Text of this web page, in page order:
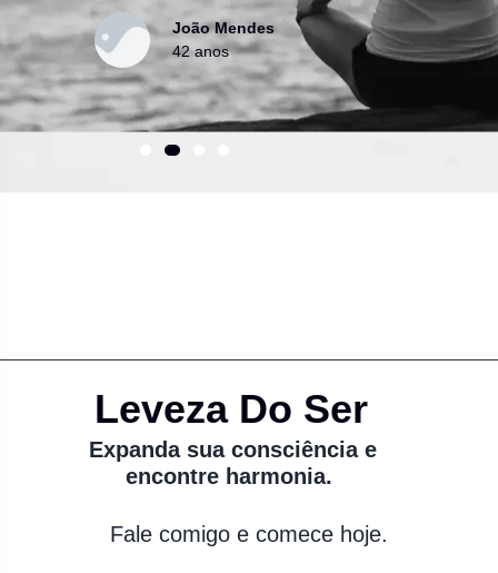
João Mendes
42 anos
Leveza Do Ser
Expanda sua consciência e
encontre harmonia.
Fale comigo e comece hoje.